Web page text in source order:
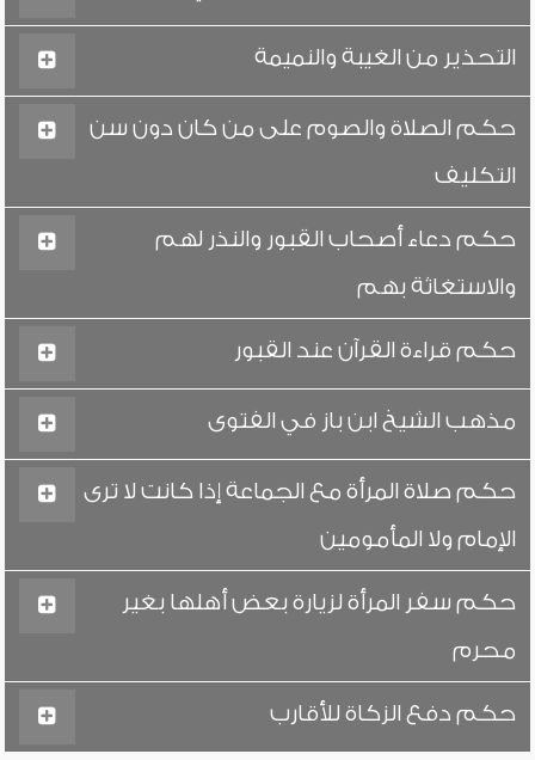
التحذير من الغيبة والنميمة
حكم الصلاة والصوم على من كان دون سن
التكليف
حكم دعاء أصحاب القبور والنذر لهم
والاستغاثة بهم
حكم قراءة القرآن عند القبور
مذهب الشيخ ابن باز في الفتوى
حكم صلاة المرأة مع الجماعة إذا كانت لا ترى
الإمام ولا المأمومين
حكم سفر المرأة لزيارة بعض أهلها بغير
محرم
حكم دفع الزكاة للأقارب